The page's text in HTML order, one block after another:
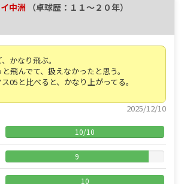
中洲 （卓球歴：１１～２０年）
かなり飛ぶ。
飛んでて、扱えなかったと思う。
05と比べると、かなり上がってる。
2025/12/10
10/10
9
10